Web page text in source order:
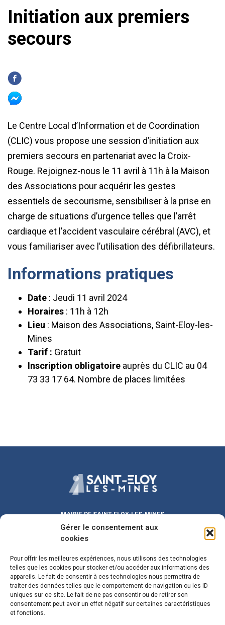
Gérer le consentement aux
cookies
Pour offrir les meilleures expériences, nous utilisons des technologies
telles que les cookies pour stocker et/ou accéder aux informations des
appareils. Le fait de consentir à ces technologies nous permettra de
traiter des données telles que le comportement de navigation ou les ID
uniques sur ce site. Le fait de ne pas consentir ou de retirer son
consentement peut avoir un effet négatif sur certaines caractéristiques
et fonctions.
Initiation aux premiers
secours
Le Centre Local d’Information et de Coordination
(CLIC) vous propose une session d’initiation aux
premiers secours en partenariat avec la Croix-
Rouge. Rejoignez-nous le 11 avril à 11h à la Maison
des Associations pour acquérir les gestes
essentiels de secourisme, sensibiliser à la prise en
charge de situations d’urgence telles que l’arrêt
cardiaque et l’accident vasculaire cérébral (AVC), et
vous familiariser avec l’utilisation des défibrillateurs.
Informations pratiques
Date : Jeudi 11 avril 2024
Horaires : 11h à 12h
Lieu : Maison des Associations, Saint-Eloy-les-
Mines
Tarif : Gratuit
Inscription obligatoire auprès du CLIC au 04
73 33 17 64. Nombre de places limitées
MAIRIE DE SAINT-ELOY-LES-MINES
Place Michel DUVAL
9h00 – 12h00/ 13h30 – 17h30
Samedi :9h00 – 12h00
Fermeture le mercredi matin
maire@sainteloylesmines.fr
04 73 85 08 24